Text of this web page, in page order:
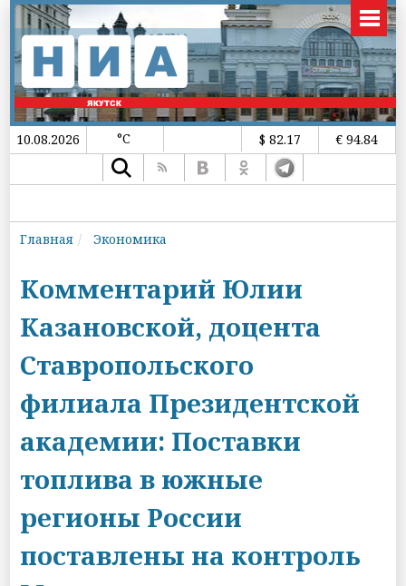
10.08.2026 °C $ 82.17 € 94.84
Главная Экономика
Комментарий Юлии
Казановской, доцента
Ставропольского
филиала Президентской
академии: Поставки
топлива в южные
регионы России
поставлены на контроль